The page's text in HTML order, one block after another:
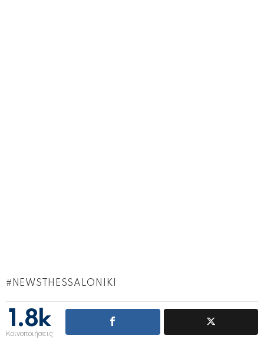
NEWSTHESSALONIKI
1.8k
Κοινοποιήσεις